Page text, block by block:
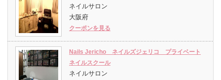
ネイルサロン
大阪府
クーポンを見る
Nails Jericho ネイルズジェリコ プライベート
ネイルスクール
ネイルサロン